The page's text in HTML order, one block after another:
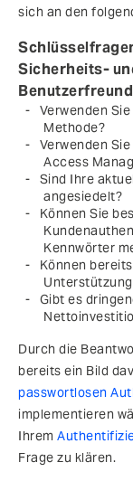
sich an den
Sicherheits-
Verwenden
Methode?
Verwenden
Access
Sind Ihre
angesiedelt?
Können Sie
Kennwörter
Können
Gibt es
Durch die
bereits ein Bild
passwortlosen
implementieren
Ihrem
Frage zu klären.